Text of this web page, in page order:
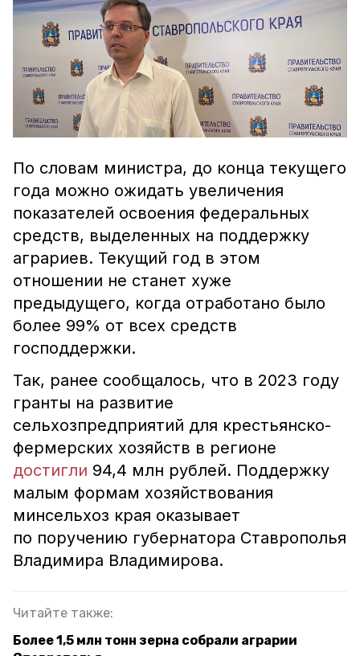
По словам министра, до конца текущего
года можно ожидать увеличения
показателей освоения федеральных
средств, выделенных на поддержку
аграриев. Текущий год в этом
отношении не станет хуже
предыдущего, когда отработано было
более 99% от всех средств
господдержки.
Так, ранее сообщалось, что в 2023 году
гранты на развитие
сельхозпредприятий для крестьянско-
фермерских хозяйств в регионе
достигли 94,4 млн рублей. Поддержку
малым формам хозяйствования
минсельхоз края оказывает
по поручению губернатора Ставрополья
Владимира Владимирова.
Читайте также:
Более 1,5 млн тонн зерна собрали аграрии